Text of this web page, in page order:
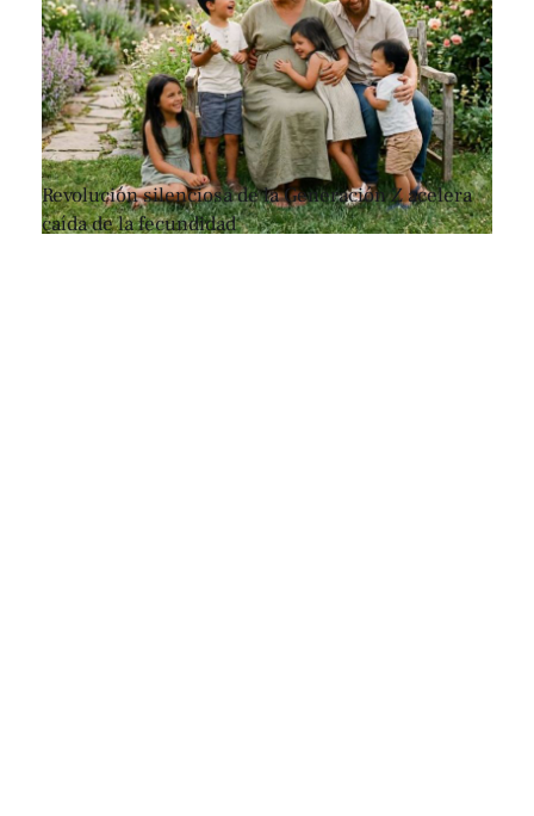
Revolución silenciosa de la Generación Z acelera
caída de la fecundidad